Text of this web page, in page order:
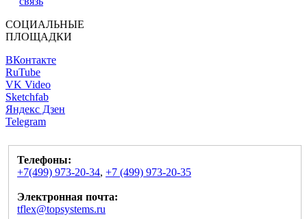
СОЦИАЛЬНЫЕ
ПЛОЩАДКИ
ВКонтакте
RuTube
VK Video
Sketchfab
Яндекс Дзен
Telegram
Телефоны:
+7(499) 973-20-34, +7 (499) 973-20-35
Электронная почта:
tflex@topsystems.ru